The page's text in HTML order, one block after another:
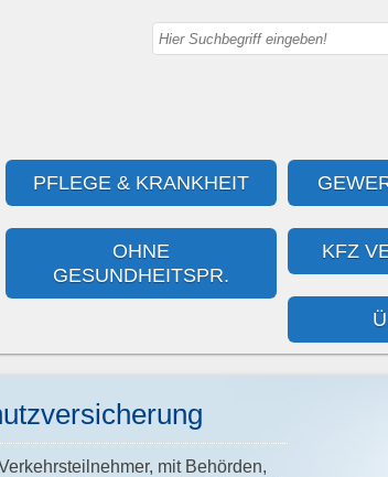
PFLEGE & KRANKHEIT
OHNE
GESUNDHEITSPR.
KFZ
mit Behörden,